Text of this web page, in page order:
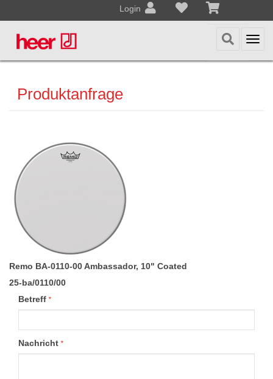
Login
Produktanfrage
Remo BA-0110-00 Ambassador, 10" Coated
25-ba/0110/00
Betreff *
Nachricht *